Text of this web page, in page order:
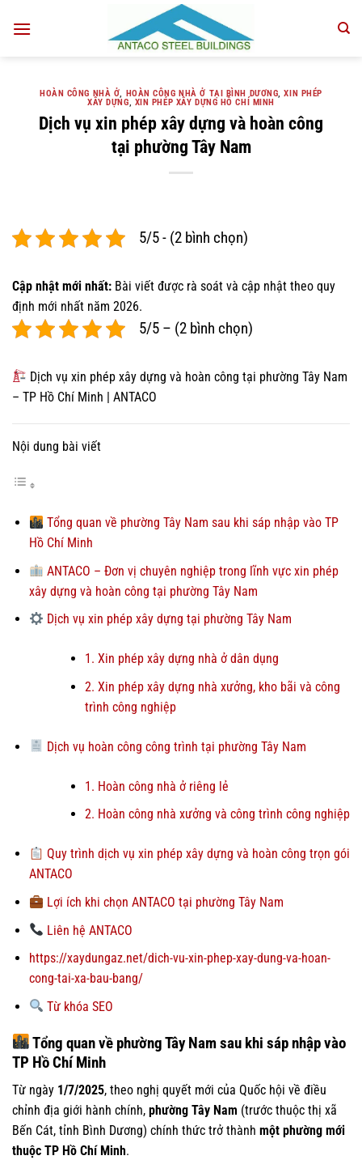
qua
HOÀN CÔNG NHÀ Ở, HOÀN CÔNG NHÀ Ở TẠI BÌNH DƯƠNG,XIN PHÉP
XÂY DỰNG, XIN PHÉP XÂY DỰNG HỒ CHÍ MINH
Dịch vụ xin phép xây dựng và hoàn công
tại phường Tây Nam
5/5 - (2 bình chọn)
Cập nhật mới nhất: Bài viết được rà soát và cập nhật theo quy
định mới nhất năm 2026.
5/5 – (2 bình chọn)
Dịch vụ xin phép xây dựng và hoàn công tại phường Tây Nam
– TP Hồ Chí Minh | ANTACO
Nội dung bài viết
Tổng quan về phường Tây Nam sau khi sáp nhập vào TP
Hồ Chí Minh
ANTACO – Đơn vị chuyên nghiệp trong lĩnh vực xin phép
xây dựng và hoàn công tại phường Tây Nam
Dịch vụ xin phép xây dựng tại phường Tây Nam
1. Xin phép xây dựng nhà ở dân dụng
2. Xin phép xây dựng nhà xưởng, kho bãi và công
trình công nghiệp
Dịch vụ hoàn công công trình tại phường Tây Nam
1. Hoàn công nhà ở riêng lẻ
2. Hoàn công nhà xưởng và công trình công nghiệp
Quy trình dịch vụ xin phép xây dựng và hoàn công trọn gói
ANTACO
Lợi ích khi chọn ANTACO tại phường Tây Nam
Liên hệ ANTACO
https://xaydungaz.net/dich-vu-xin-phep-xay-dung-va-hoan-
cong-tai-xa-bau-bang/
Từ khóa SEO
Tổng quan về phường Tây Nam sau khi sáp nhập vào
TP Hồ Chí Minh
Từ ngày 1/7/2025, theo nghị quyết mới của Quốc hội về điều
chỉnh địa giới hành chính, phường Tây Nam (trước thuộc thị xã
Bến Cát, tỉnh Bình Dương) chính thức trở thành một phường mới
thuộc TP Hồ Chí Minh.